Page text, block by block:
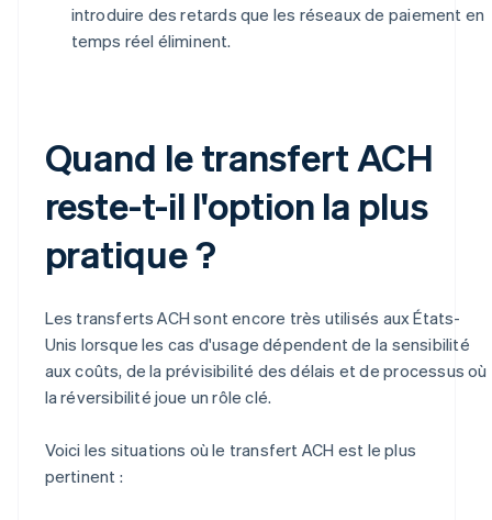
introduire des retards que les réseaux de paiement en
temps réel éliminent.
Quand le transfert ACH
reste-t-il l'option la plus
pratique ?
Les transferts ACH sont encore très utilisés aux États-
Unis lorsque les cas d'usage dépendent de la sensibilité
aux coûts, de la prévisibilité des délais et de processus où
la réversibilité joue un rôle clé.
Voici les situations où le transfert ACH est le plus
pertinent :